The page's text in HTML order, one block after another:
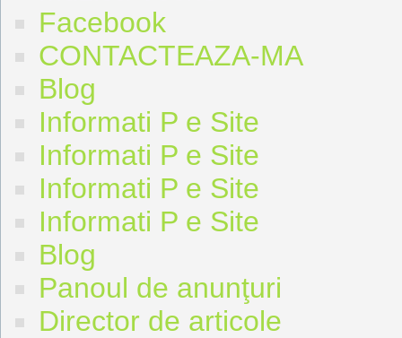
Facebook
CONTACTEAZA-MA
Blog
Informati P e Site
Informati P e Site
Informati P e Site
Informati P e Site
Blog
Panoul de anunţuri
Director de articole